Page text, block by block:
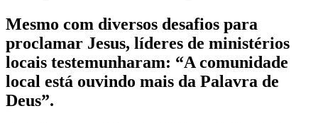
Mesmo com diversos desafios para
proclamar Jesus, líderes de ministérios
locais testemunharam: “A comunidade
local está ouvindo mais da Palavra de
Deus”.